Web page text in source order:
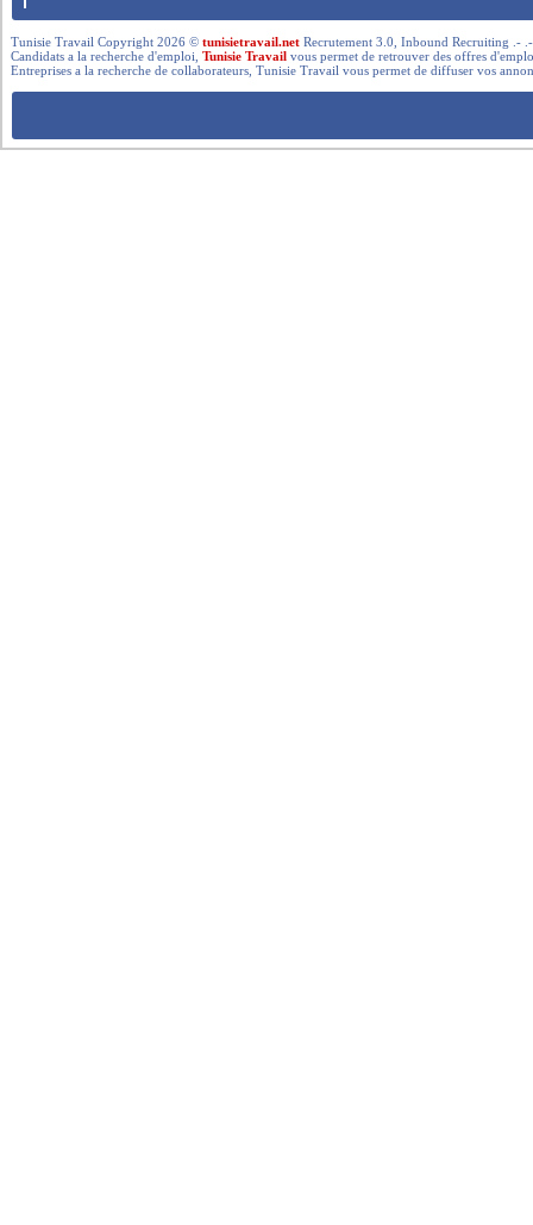
Tunisie Travail Copyright 2026 ©tunisietravail.net Recrutement 3.0, Inbound Recruiting .-
Candidats a la recherche d'emploi,Tunisie Travail vous permet de retrouver des offres
Entreprises a la recherche de collaborateurs, Tunisie Travail vous permet de diffuser vos